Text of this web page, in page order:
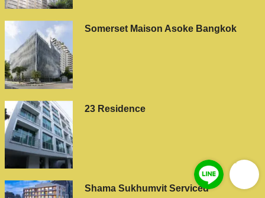
Somerset Maison Asoke Bangkok
23 Residence
Shama Sukhumvit Serviced